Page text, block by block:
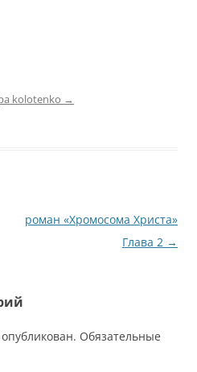
kolotenko →
роман «Хромосома Христа»
Глава 2 →
Обязательные